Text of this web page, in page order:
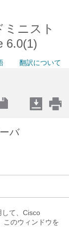
ミニスト
6.0(1)
翻訳について
バ
て、Cisco
このウィンドウを